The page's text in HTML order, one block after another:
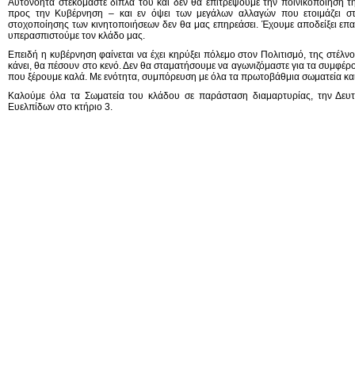
Αυτονόητα στεκόμαστε δίπλα του και δεν θα επιτρέψουμε την ποινικοποίηση
προς την Κυβέρνηση – και εν όψει των μεγάλων αλλαγών που ετοιμάζει
στοχοποίησης των κινητοποιήσεων δεν θα μας επηρεάσει. Έχουμε αποδείξει
υπερασπιστούμε τον κλάδο μας.
Επειδή η κυβέρνηση φαίνεται να έχει κηρύξει πόλεμο στον Πολιτισμό, της
κάνει, θα πέσουν στο κενό. Δεν θα σταματήσουμε να αγωνιζόμαστε για τα
που ξέρουμε καλά. Με ενότητα, συμπόρευση με όλα τα πρωτοβάθμια σωματεία
Καλούμε όλα τα Σωματεία του κλάδου σε παράσταση διαμαρτυρίας, την
Ευελπίδων στο κτήριο 3.